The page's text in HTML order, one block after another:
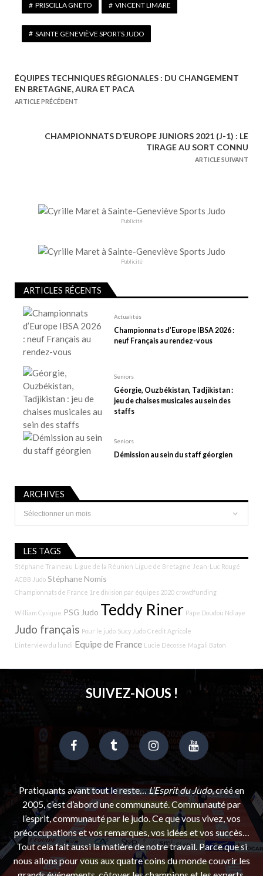
PRISCILLA GNETO VINCENT LIMARE
SAINTE GENEVIÈVE SPORTS JUDO
N
a
’
a
ÉQUIPES TECHNIQUES RÉGIONALES : DU CHANGEMENT
EN BRETAGNE, AURA ET PACA
ARTICLE PRÉCÉDENT
CHAMPIONNATS D’EUROPE JUNIORS 2021 (J-1) : LE
TIRAGE AU SORT CONNU
ARTICLE SUIVANT
Publicité
Publicité
ARTICLES RÉCENTS
Actualités
Championnats d’Europe IBSA 2026 :
neuf Français au rendez-vous
Seniors
Géorgie, Ouzbékistan, Tadjikistan :
jeu de chaises musicales au sein des
staffs
Seniors
Démission au sein du staff géorgien
ARCHIVES
Archives
LES TAGS
Stéphane Traineau Ligue de la Réunion Ligue de Bretagne Jean-Luc Rougé
ACBB Judo Stéphane Nomis
Championnats de France 1re division par équipes 2020 crowdfunding
William Cysique PSG Judo Teddy Riner Pape Doudou Ndiaye
Judo français Pour le judo Sucy Judo Crédit Agricole
L'interview du lundi Equipe de France Lucie Décosse Magali Baton
SUIVEZ-NOUS !
Pratiquants avant tout le reste…L’Esprit du Judo, créé en
2005, c’est d’abord une communauté. Communauté par
l’esprit, communauté par le judo. Ce que vous vivez, vos
préoccupations et vos remarques, vos idées et vos succès…
Tout cela fait aussi la matière de notre travail. Parce que si
nous allons pour vous aux quatre coins du monde couvrir les